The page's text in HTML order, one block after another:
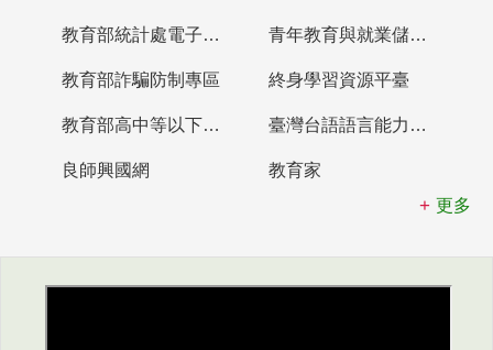
教育部統計處電子書櫃 青年教育與就業儲蓄帳戶
教育部詐騙防制專區 終身學習資源平臺
教育部高中等以下學校及幼兒園教師資格檢定考試 臺灣台語語言能力認證網站
良師興國網
教育家
更多